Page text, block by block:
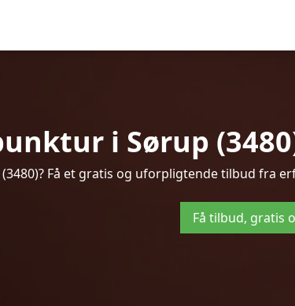
i Sørup
Få et gratis og uforpligtende tilbud fra
Få tilbud, gratis